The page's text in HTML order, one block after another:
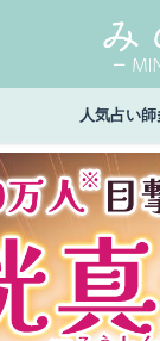
人気占い